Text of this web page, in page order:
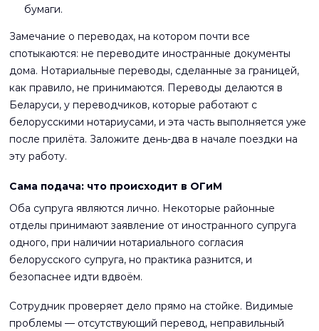
бумаги.
Замечание о переводах, на котором почти все
спотыкаются: не переводите иностранные документы
дома. Нотариальные переводы, сделанные за границей,
как правило, не принимаются. Переводы делаются в
Беларуси, у переводчиков, которые работают с
белорусскими нотариусами, и эта часть выполняется уже
после прилёта. Заложите день-два в начале поездки на
эту работу.
Сама подача: что происходит в ОГиМ
Оба супруга являются лично. Некоторые районные
отделы принимают заявление от иностранного супруга
одного, при наличии нотариального согласия
белорусского супруга, но практика разнится, и
безопаснее идти вдвоём.
Сотрудник проверяет дело прямо на стойке. Видимые
проблемы — отсутствующий перевод, неправильный